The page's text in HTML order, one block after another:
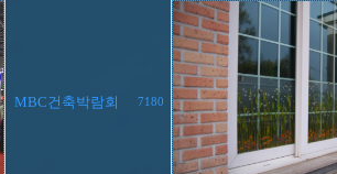
MBC건축박람회 7180